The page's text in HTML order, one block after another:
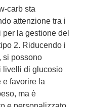
carb sta
attenzione tra i
la gestione del
2. Riducendo i
si possono
livelli di glucosio
e favorire la
ma è